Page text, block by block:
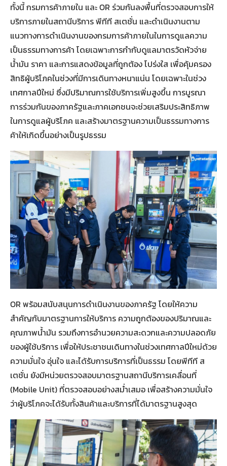
ทั้งนี้ กรมการค้าภายใน และ OR ร่วมกันลงพื้นที่ตรวจสอบการให้
บริการภายในสถานีบริการ พีทีที สเตชั่น และดำเนินงานตาม
แนวทางการดำเนินงานของกรมการค้าภายในในการดูแลความ
เป็นธรรมทางการค้า โดยเฉพาะการกำกับดูแลมาตรวัดหัวจ่าย
น้ำมัน ราคา และการแสดงข้อมูลที่ถูกต้อง โปร่งใส เพื่อคุ้มครอง
สิทธิผู้บริโภคในช่วงที่มีการเดินทางหนาแน่น โดยเฉพาะในช่วง
เทศกาลปีใหม่ ซึ่งมีปริมาณการใช้บริการเพิ่มสูงขึ้น การบูรณา
การร่วมกันของภาครัฐและภาคเอกชนจะช่วยเสริมประสิทธิภาพ
ในการดูแลผู้บริโภค และสร้างมาตรฐานความเป็นธรรมทางการ
ค้าให้เกิดขึ้นอย่างเป็นรูปธรรม
OR พร้อมสนับสนุนการดำเนินงานของภาครัฐ โดยให้ความ
สำคัญกับมาตรฐานการให้บริการ ความถูกต้องของปริมาณและ
คุณภาพน้ำมัน รวมถึงการอำนวยความสะดวกและความปลอดภัย
ของผู้ใช้บริการ เพื่อให้ประชาชนเดินทางในช่วงเทศกาลปีใหม่ด้วย
ความมั่นใจ อุ่นใจ และได้รับการบริการที่เป็นธรรม โดยพีทีที ส
เตชั่น ยังมีหน่วยตรวจสอบมาตรฐานสถานีบริการเคลื่อนที่
(Mobile Unit) ที่ตรวจสอบอย่างสม่ำเสมอ เพื่อสร้างความมั่นใจ
ว่าผู้บริโภคจะได้รับทั้งสินค้าและบริการที่ได้มาตรฐานสูงสุด